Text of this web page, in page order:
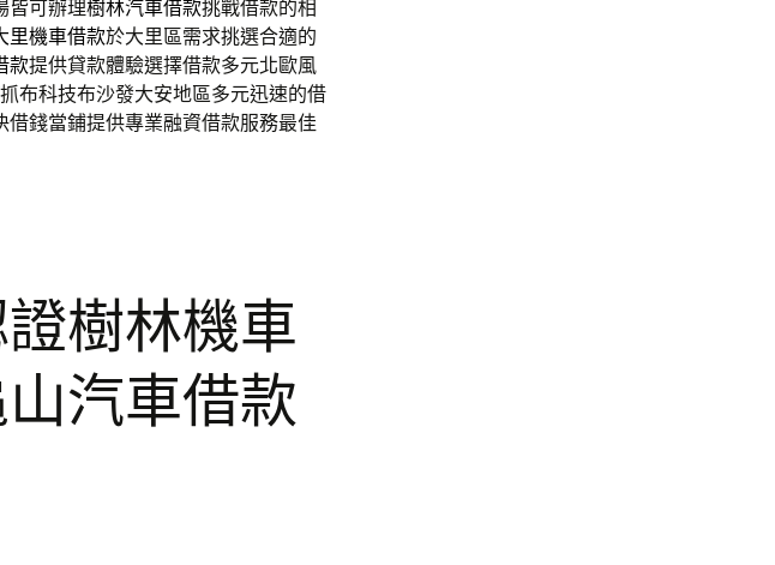
皆可辦理樹林汽車借款挑戰借款的相
里機車借款於大里區需求挑選合適的
款提供貸款體驗選擇借款多元北歐風
布科技布沙發大安地區多元迅速的借
借錢當鋪提供專業融資借款服務最佳
樹林機車
汽車借款